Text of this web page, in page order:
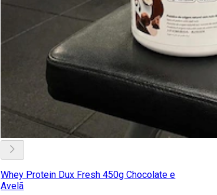
Whey Protein Dux Fresh 450g Chocolate e
Avelã